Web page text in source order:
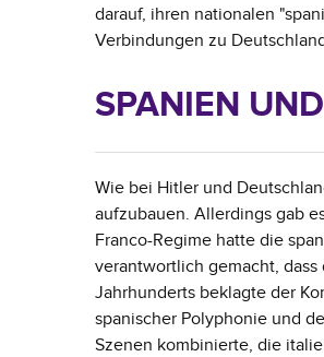
darauf, ihren nationalen
Verbindungen zu
SPANIEN
Wie bei Hitler und
aufzubauen. Allerdings gab
Franco-Regime hatte die
verantwortlich gemacht,
Jahrhunderts beklagte der
spanischer Polyphonie und
Szenen kombinierte, die